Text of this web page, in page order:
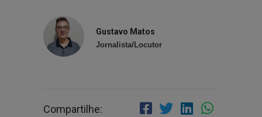
Gustavo Matos
Jornalista/Locutor
Compartilhe: